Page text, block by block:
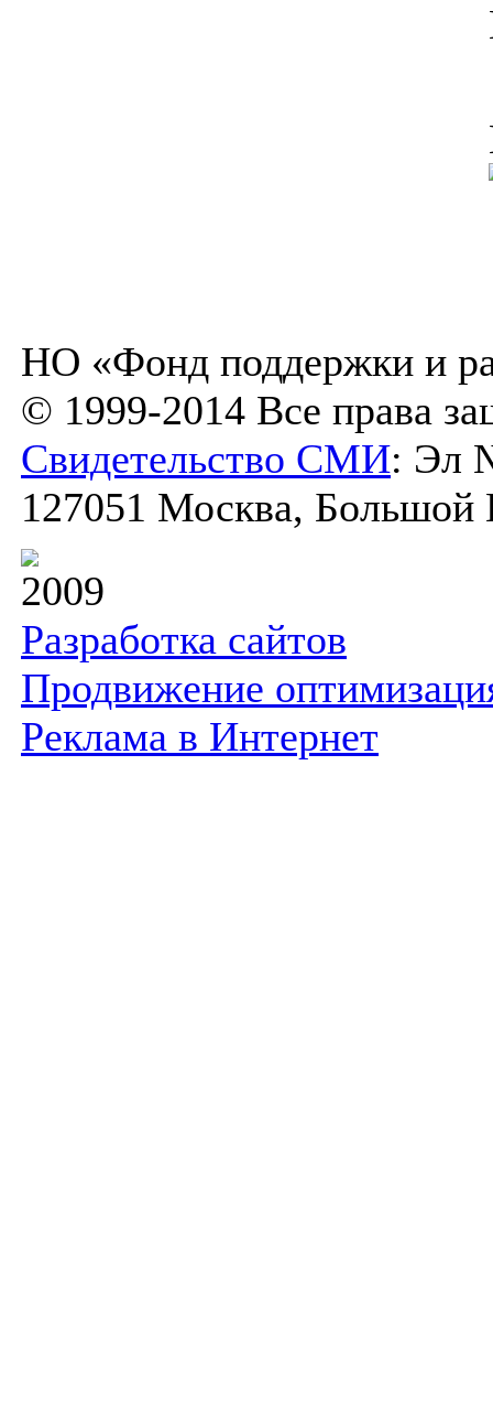
НО «Фонд поддержки и
© 1999-2014 Все права
Свидетельство СМИ: Эл
127051 Москва, Большой
2009
Разработка сайтов
Продвижение
Реклама в Интернет